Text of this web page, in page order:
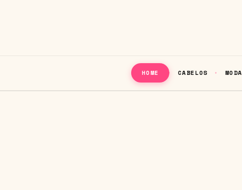
HOME CABELOS MODA